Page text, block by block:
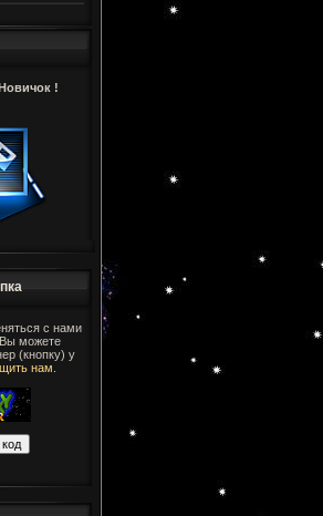
!
с нами
можете
(кнопку) у
нам